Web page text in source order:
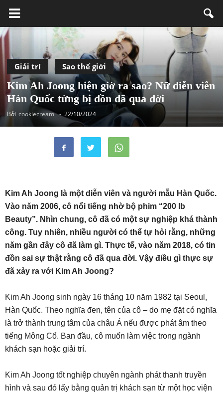
Giải trí Sao thế giới
Kim Ah Joong hiện giờ ra sao? Nữ diễn viên
Hàn Quốc từng bị đồn đã qua đời
Bởi cookiecream - 22/10/2024
Kim Ah Joong là một diễn viên và người mẫu Hàn Quốc.
Vào năm 2006, cô nổi tiếng nhờ bộ phim “200 lb
Beauty”. Nhìn chung, cô đã có một sự nghiệp khá thành
công. Tuy nhiên, nhiều người có thể tự hỏi rằng, những
năm gần đây cô đã làm gì. Thực tế, vào năm 2018, có tin
đồn sai sự thật rằng cô đã qua đời. Vậy điều gì thực sự
đã xảy ra với Kim Ah Joong?
Kim Ah Joong sinh ngày 16 tháng 10 năm 1982 tại Seoul,
Hàn Quốc. Theo nghĩa đen, tên của cô – do mẹ đặt có nghĩa
là trở thành trung tâm của châu Á nếu được phát âm theo
tiếng Mông Cổ. Ban đầu, cô muốn làm việc trong ngành
khách sạn hoặc giải trí.
Kim Ah Joong tốt nghiệp chuyên ngành phát thanh truyền
hình và sau đó lấy bằng quản trị khách sạn từ một học viện